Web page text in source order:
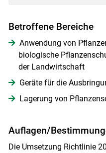
Skip to
Betroffene Bereiche
Anwendung von
biologische
der Landwirtschaft
Geräte für die
Lagerung von
Auflagen/
Die Umsetzung Richtlinie